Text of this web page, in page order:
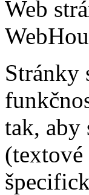
Web
Stránky
tak, aby
(textové